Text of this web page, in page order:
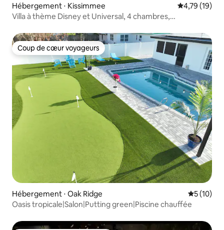
Hébergement ⋅ Kissimmee Évaluation
4,79 (19)
Villa à thème Disney et Universal, 4 chambres,
Coup de cœur voyageurs
Coup de cœur voyageurs
Hébergement ⋅ Oak Ridge
5 (10)
Oasis tropicale|Salon|Putting green|Piscine chauffée